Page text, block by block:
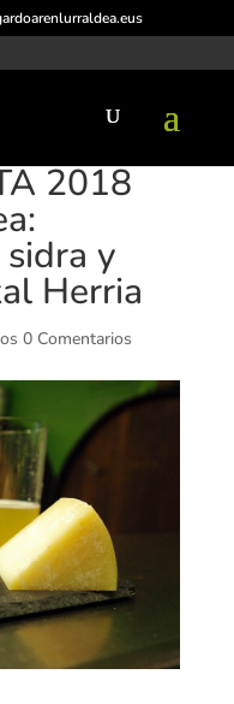
2018
y
Herria
0 Comentarios